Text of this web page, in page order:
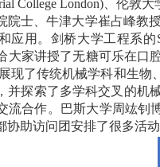
College London) 、伦敦大
院士、牛津大学崔占峰教
应用。剑桥大学工程系的
大家讲授了无糖可乐在口
现了传统机械学科和生物
并探索了多学科交叉的机
流合作。巴斯大学周竑钊
助访问团安排了很多活动